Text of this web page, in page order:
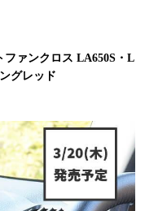
ァンクロス LA650S・L
グレッド